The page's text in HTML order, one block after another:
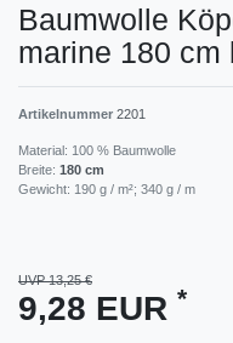
Baumwolle
marine 180 cm
Artikelnummer 2201
Material: 100 % Baumwolle
Breite: 180 cm
Gewicht: 190 g / m²; 340 g / m
UVP 13,25 €
9,28 EUR *